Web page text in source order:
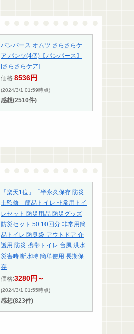
パンパース オムツ さらさらケ
ア パンツ(4個)【パンパース】
[さらさらケア]
価格:8536円
(2024/3/1 01:59時点)
感想(2510件)
「楽天1位」「半永久保存 防災
士監修」簡易トイレ 非常用トイ
レセット 防災用品 防災グッズ
防災セット 50 10回分 非常用簡
易トイレ 防臭袋 アウトドア 介
護用 防災 携帯トイレ 台風 洪水
災害時 断水時 簡単使用 長期保
存
価格:3280円～
(2024/3/1 01:55時点)
感想(823件)